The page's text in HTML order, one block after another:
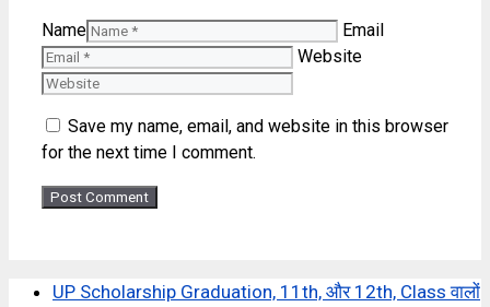
Name
Email
Website
Save my name, email, and website in this browser
for the next time I comment.
UP Scholarship Graduation, 11th, और 12th, Class वालों